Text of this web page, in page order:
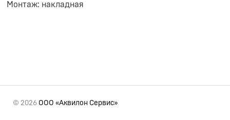
Монтаж: накладная
© 2026 ООО «Аквилон Сервис»